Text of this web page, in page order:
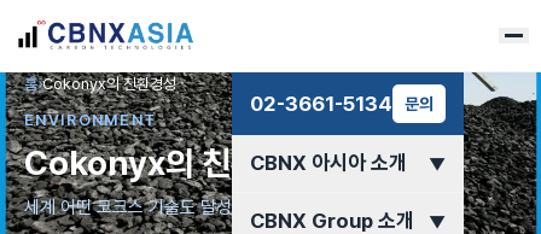
02-3661-5134 문의
CBNX 아시아 소개 ▼
CBNX Group 소개 ▼
홈›Cokonyx의 친환경성
ENVIRONMENT
Cokonyx의 친환경성
세계 어떤 코크스 기술도 달성하지 못한 저배출 기준